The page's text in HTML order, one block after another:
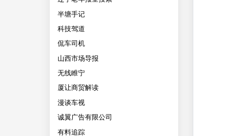
半塘手记
科技驾道
侃车司机
山西市场导报
无线睢宁
厦让商贸解读
漫谈车视
诚翼广告有限公司
有料追踪